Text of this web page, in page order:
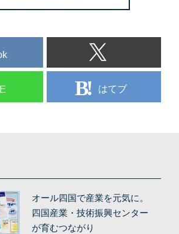
はてブ
オール四国で産業を元気に。
四国産業・技術振興センター
が育むつながり